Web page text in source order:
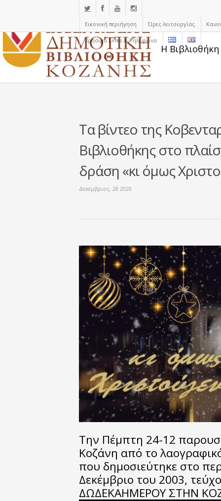
Εικονική περιήγηση Ώρες λειτουργίας
Χρήσιμα Links & Τηλέφωνα
Η
Τα βίντεο της
Βιβλιοθήκης στο
δράση «κι όμως
Δεκέμβριος, 28 2020
Την Πέμπτη 24-12
Κοζάνη από το
που δημοσιεύτηκε στο
Δεκέμβριο του 2003,
ΔΩΔΕΚΑΗΜΕΡΟΥ ΣΤΗΝ